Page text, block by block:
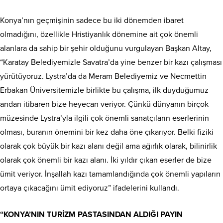
Konya’nın geçmişinin sadece bu iki dönemden ibaret
olmadığını, özellikle Hristiyanlık dönemine ait çok önemli
alanlara da sahip bir şehir olduğunu vurgulayan Başkan Altay,
“Karatay Belediyemizle Savatra’da yine benzer bir kazı çalışması
yürütüyoruz. Lystra’da da Meram Belediyemiz ve Necmettin
Erbakan Üniversitemizle birlikte bu çalışma, ilk duyduğumuz
andan itibaren bize heyecan veriyor. Çünkü dünyanın birçok
müzesinde Lystra’yla ilgili çok önemli sanatçıların eserlerinin
olması, buranın önemini bir kez daha öne çıkarıyor. Belki fiziki
olarak çok büyük bir kazı alanı değil ama ağırlık olarak, bilinirlik
olarak çok önemli bir kazı alanı. İki yıldır çıkan eserler de bize
ümit veriyor. İnşallah kazı tamamlandığında çok önemli yapıların
ortaya çıkacağını ümit ediyoruz” ifadelerini kullandı.
“KONYA’NIN TURİZM PASTASINDAN ALDIĞI PAYIN